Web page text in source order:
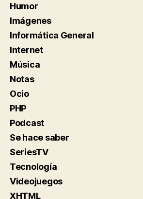
Humor
Imágenes
Informática General
Internet
Música
Notas
Ocio
PHP
Podcast
Se hace saber
SeriesTV
Tecnología
Videojuegos
XHTML